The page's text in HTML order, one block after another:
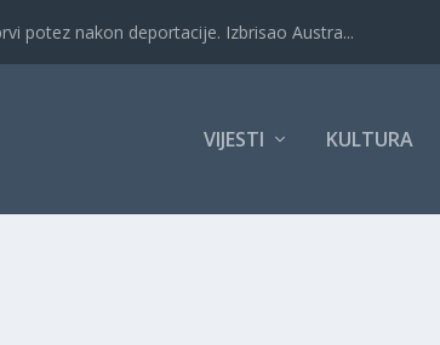
potez nakon deportacije. Izbrisao Austra...
VIJESTI KULTURA